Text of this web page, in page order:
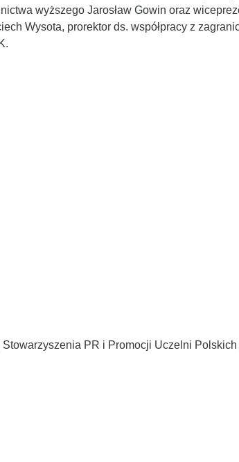
wyższego Jarosław Gowin oraz
Wysota, prorektor ds. współpracy z
PR i Promocji Uczelni Polskich